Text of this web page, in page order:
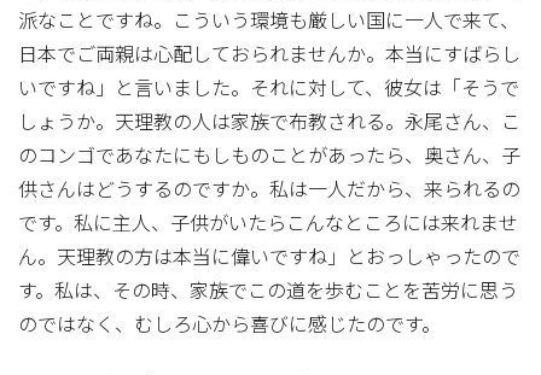
派なことですね。こういう環境も厳しい国に一人で来て、
日本でご両親は心配しておられませんか。本当にすばらし
いですね」と言いました。それに対して、彼女は「そうで
しょうか。天理教の人は家族で布教される。永尾さん、こ
のコンゴであなたにもしものことがあったら、奥さん、子
供さんはどうするのですか。私は一人だから、来られるの
です。私に主人、子供がいたらこんなところには来れませ
ん。天理教の方は本当に偉いですね」とおっしゃったので
す。私は、その時、家族でこの道を歩むことを苦労に思う
のではなく、むしろ心から喜びに感じたのです。